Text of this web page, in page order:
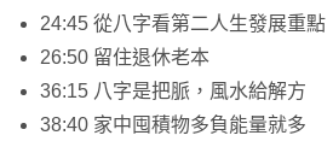
24:45 從八字看第二人生發展重點
26:50 留住退休老本
36:15 八字是把脈，風水給解方
38:40 家中囤積物多負能量就多